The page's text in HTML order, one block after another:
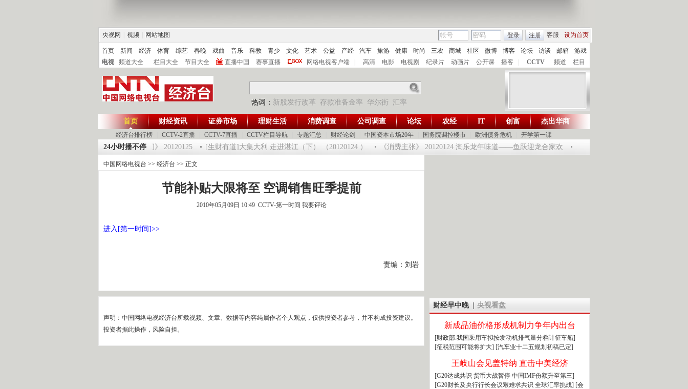
央视网 视频 网站地图 客服 设为首页
登录 注册
首页 新闻 经济 体育 综艺 春晚 戏曲 音乐 科教 青少 文化 艺术 公益 产经 汽车 旅游 健康 时尚 三农 商城 社区 微博 博客 论坛 访谈 邮箱
游戏
电视
频道大全 栏目大全 节目大全 直播中国 赛事直播 网络电视客户端 | 高清 电影 电视剧 纪录片 动画片 公开课 播客 | CCTV 频道 栏目
热词： 新股发行改革 存款准备金率 华尔街 汇率
财智生活 一键通达
首页
经济台排行榜 CCTV-2直播 CCTV-7直播 CCTV栏目导航 专题汇总 财经论剑 中国资本市场20年 国务院调控楼市 欧洲债务危机 开学第一课
财经资讯 证券市场 理财生活 消费调查 公司调查 论坛 农经 IT 创富 杰出华商
24小时播不停
《第一时间》 20120125 [生财有道]大集大利 走进湛江（下） （20120124 ） 《消费主张》 20120124 淘乐龙年味道——鱼跃迎龙合家欢 提问2012：机遇与悬念共存
中国网络电视台 >> 经济台 >> 正文
节能补贴大限将至 空调销售旺季提前
2010年05月09日 10:49 CCTV-第一时间 我要评论
进入[第一时间]>>
责编：刘岩
声明：中国网络电视经济台所载视频、文章、数据等内容纯属作者个人观点，仅供投资者参考，并不构成投资建议。
投资者据此操作，风险自担。
财经早中晚 央视看盘
新成品油价格形成机制力争年内出台
[财政部:我国乘用车拟按发动机排气量分档计征车船]
[征税范围可能将扩大] [汽车业十二五规划初稿已定]
王岐山会见盖特纳 直击中美经济
[G20达成共识 货币大战暂停 中国IMF份额升至第三]
[G20财长及央行行长会议艰难求共识 全球汇率挑战] [会